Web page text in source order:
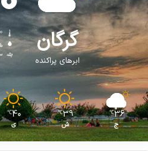
گرگان
ابرهای پراکنده
36º - 27º
36
℃
ج
39
℃
ش
40
℃
ی